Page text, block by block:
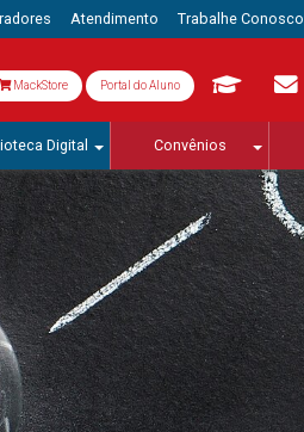
Atendimento Trabalhe Conosco
MackStore Portal do Aluno
Digital Convênios